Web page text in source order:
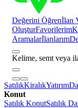
Değerini Öğrenİlan
OluşturFavorilerim
Aramalarİlanlarım
Kelime, semt veya
SatılıkKiralıkYatırım
Konut
Satılık KonutSatılık